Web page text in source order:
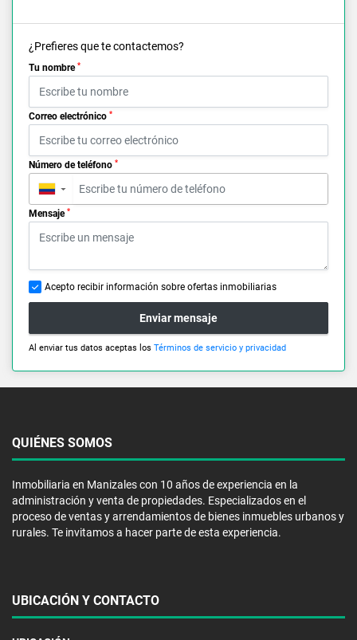
¿Prefieres que te contactemos?
Tu nombre *
Correo electrónico *
Número de teléfono *
▼
Mensaje *
Acepto recibir información sobre ofertas inmobiliarias
Enviar mensaje
Al enviar tus datos aceptas los Términos de servicio y privacidad
QUIÉNES SOMOS
Inmobiliaria en Manizales con 10 años de experiencia en la
administración y venta de propiedades. Especializados en el
proceso de ventas y arrendamientos de bienes inmuebles urbanos y
rurales. Te invitamos a hacer parte de esta experiencia.
UBICACIÓN Y CONTACTO